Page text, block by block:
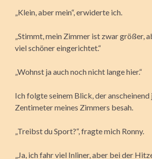
„Klein, aber mein“, erwiderte ich.
„Stimmt, mein Zimmer ist zwar größer,
viel schöner eingerichtet.“
„Wohnst ja auch noch nicht lange hier.“
Ich folgte seinem Blick, der anscheinend
Zentimeter meines Zimmers besah.
„Treibst du Sport?“, fragte mich Ronny.
„Ja, ich fahr viel Inliner, aber bei der